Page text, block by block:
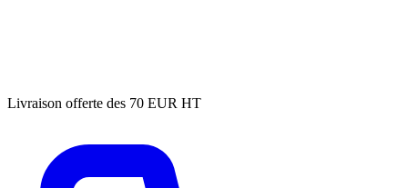
Livraison offerte des 70 EUR HT